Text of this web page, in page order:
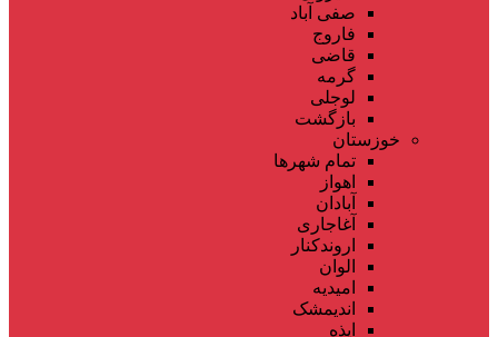
صفی آباد
فاروج
قاضی
گرمه
لوجلی
بازگشت
خوزستان
تمام شهر‌ها
اهواز
آبادان
آغاجاری
اروندکنار
الوان
امیدیه
اندیمشک
ایذه